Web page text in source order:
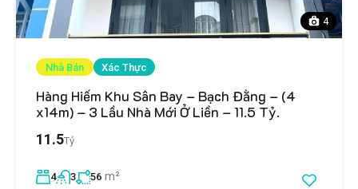
4
Nhà Bán Xác Thực
Hàng Hiếm Khu Sân Bay – Bạch Đằng – (4
x14m) – 3 Lầu Nhà Mới Ở Liền – 11.5 Tỷ.
11.5Tỷ
4 3 56 m²